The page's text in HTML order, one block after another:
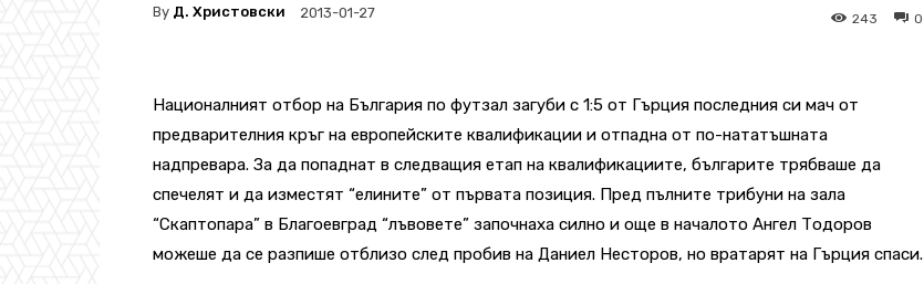
By Д. Христовски 2013-01-27 0
243
Националният отбор на България по футзал загуби с 1:5 от Гърция последния си мач от
предварителния кръг на европейските квалификации и отпадна от по-нататъшната
надпревара. За да попаднат в следващия етап на квалификациите, българите трябваше да
спечелят и да изместят “елините” от първата позиция. Пред пълните трибуни на зала
“Скаптопара” в Благоевград “лъвовете” започнаха силно и още в началото Ангел Тодоров
можеше да се разпише отблизо след пробив на Даниел Несторов, но вратарят на Гърция спаси.